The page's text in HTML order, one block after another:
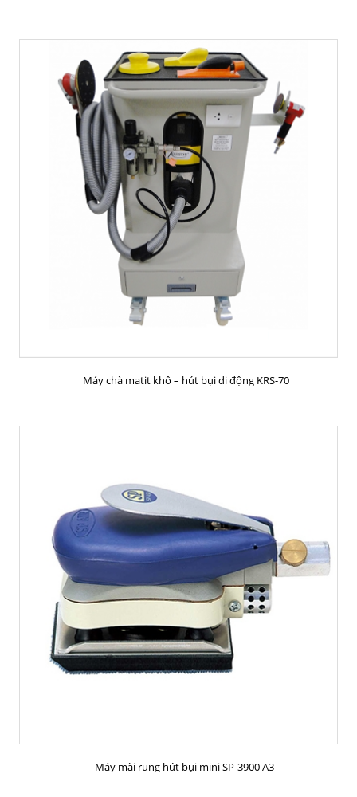
Máy chà matit khô – hút bụi di động KRS-70
Máy mài rung hút bụi mini SP-3900 A3